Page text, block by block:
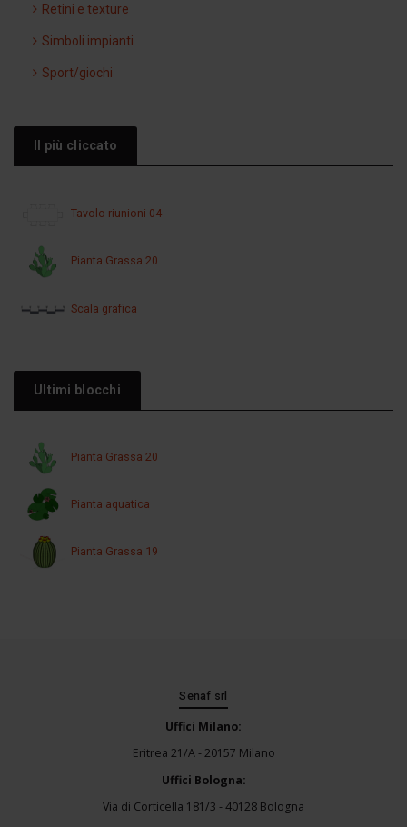
Retini e texture
Simboli impianti
Sport/giochi
Il più cliccato
Tavolo riunioni 04
Pianta Grassa 20
Scala grafica
Ultimi blocchi
Pianta Grassa 20
Pianta aquatica
Pianta Grassa 19
Senaf srl
Uffici Milano:
Eritrea 21/A - 20157 Milano
Uffici Bologna:
Via di Corticella 181/3 - 40128 Bologna